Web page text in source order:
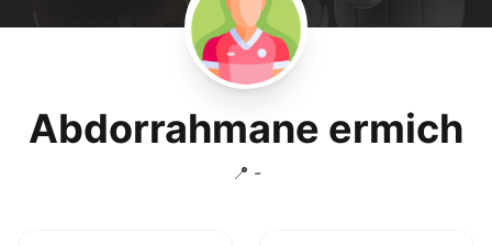
Abdorrahmane ermich
📍 -